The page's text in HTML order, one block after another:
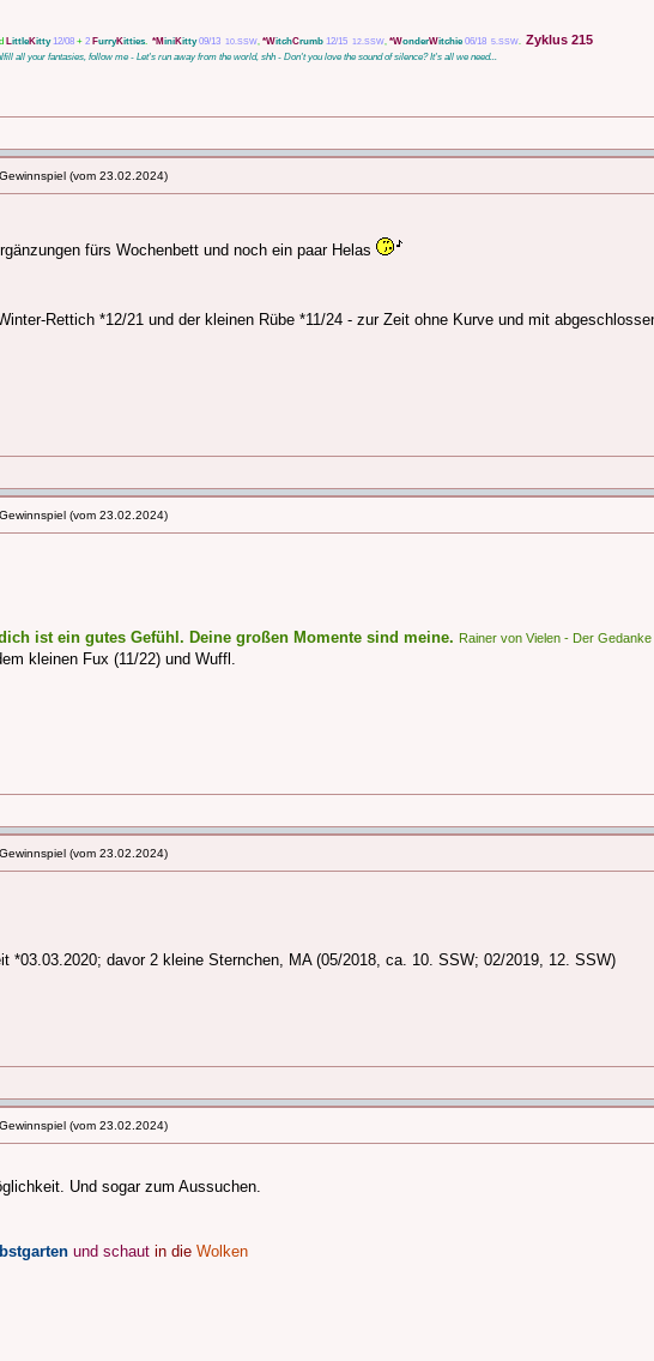
LittleKitty 12/08 + 2 FurryKitties. *MiniKitty 09/13 10.SSW *WitchCrumb 12/15 12.SSW *WonderWitchie 06/18 5.SSW Zyklus 215
all your fantasies, follow me - Let's run away from the world, shh - Don't you love the sound of silence? It's all we need...
(vom 23.02.2024)
fürs Wochenbett und noch ein paar Helas
Rettich *12/21 und der kleinen Rübe *11/24 - zur Zeit ohne Kurve und mit
(vom 23.02.2024)
ist ein gutes Gefühl. Deine großen Momente sind meine. Rainer von Vielen - Der
kleinen Fux (11/22) und Wuffl.
(vom 23.02.2024)
*03.03.2020; davor 2 kleine Sternchen, MA (05/2018, ca. 10. SSW; 02/2019, 12. SSW)
(vom 23.02.2024)
Und sogar zum Aussuchen.
und schaut in die Wolken